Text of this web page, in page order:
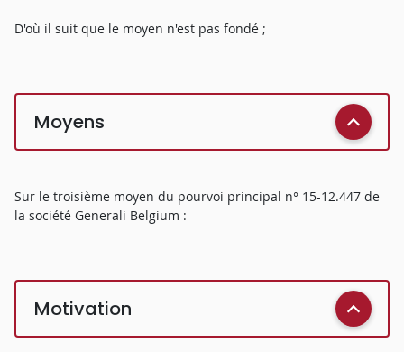
D'où il suit que le moyen n'est pas fondé ;
Moyens
Sur le troisième moyen du pourvoi principal n° 15-12.447 de
la société Generali Belgium :
Motivation